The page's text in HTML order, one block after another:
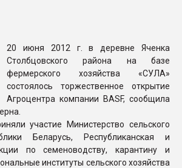
бутылок
ПЕРЕЙТИ НА
20 июня 2012 г. в деревне Яченка
Столбцовского района на базе
фермерского хозяйства «СУЛА»
состоялось торжественное открытие
Агроцентра компании BASF, сообщила
участие Министерство сельского
Беларусь, Республиканская и
по семеноводству, карантину и
институты сельского хозяйства